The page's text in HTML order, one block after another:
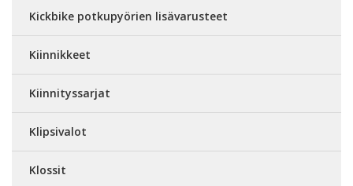
Kickbike potkupyörien lisävarusteet
Kiinnikkeet
Kiinnityssarjat
Klipsivalot
Klossit